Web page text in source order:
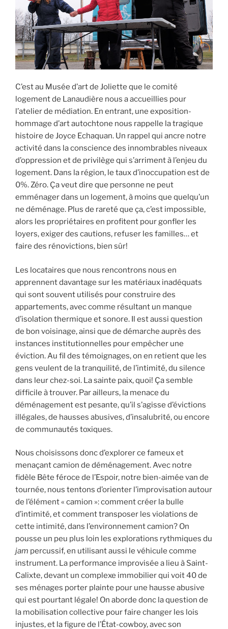
C’est au Musée d’art de Joliette que le comité
logement de Lanaudière nous a accueillies pour
l’atelier de médiation. En entrant, une exposition-
hommage d’art autochtone nous rappelle la tragique
histoire de Joyce Echaquan. Un rappel qui ancre notre
activité dans la conscience des innombrables niveaux
d’oppression et de privilège qui s’arriment à l’enjeu du
logement. Dans la région, le taux d’inoccupation est de
0%. Zéro. Ça veut dire que personne ne peut
emménager dans un logement, à moins que quelqu’un
ne déménage. Plus de rareté que ça, c’est impossible,
alors les propriétaires en profitent pour gonfler les
loyers, exiger des cautions, refuser les familles… et
faire des rénovictions, bien sûr!
Les locataires que nous rencontrons nous en
apprennent davantage sur les matériaux inadéquats
qui sont souvent utilisés pour construire des
appartements, avec comme résultant un manque
d’isolation thermique et sonore. Il est aussi question
de bon voisinage, ainsi que de démarche auprès des
instances institutionnelles pour empêcher une
éviction. Au fil des témoignages, on en retient que les
gens veulent de la tranquilité, de l’intimité, du silence
dans leur chez-soi. La sainte paix, quoi! Ça semble
difficile à trouver. Par ailleurs, la menace du
déménagement est pesante, qu’il s’agisse d’évictions
illégales, de hausses abusives, d’insalubrité, ou encore
de communautés toxiques.
Nous choisissons donc d’explorer ce fameux et
menaçant camion de déménagement. Avec notre
fidèle Bête féroce de l’Espoir, notre bien-aimée van de
tournée, nous tentons d’orienter l’improvisation autour
de l’élément « camion »: comment créer la bulle
d’intimité, et comment transposer les violations de
cette intimité, dans l’environnement camion? On
pousse un peu plus loin les explorations rythmiques du
jam percussif, en utilisant aussi le véhicule comme
instrument. La performance improvisée a lieu à Saint-
Calixte, devant un complexe immobilier qui voit 40 de
ses ménages porter plainte pour une hausse abusive
qui est pourtant légale! On aborde donc la question de
la mobilisation collective pour faire changer les lois
injustes, et la figure de l’État-cowboy, avec son